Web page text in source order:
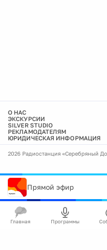
О НАС
ЭКСКУРСИИ
SILVER STUDIO
РЕКЛАМОДАТЕЛЯМ
ЮРИДИЧЕСКАЯ ИНФОРМАЦИЯ
2026 Радиостанция «Серебряный
Прямой эфир
Главная Программы